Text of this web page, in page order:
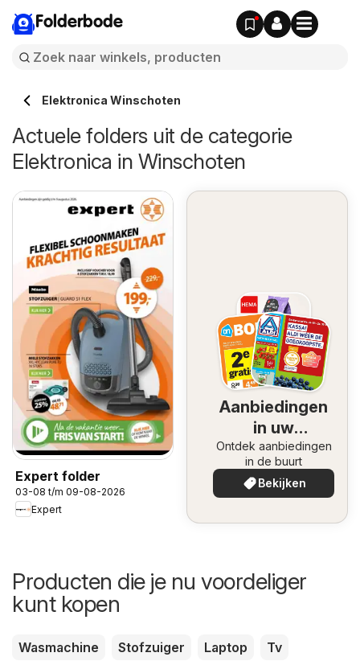
Folderbode
Elektronica Winschoten
Actuele folders uit de categorie
Elektronica in Winschoten
Expert folder
03-08 t/m 09-08-2026
Expert
Aanbiedingen
in uw
omgeving
Ontdek aanbiedingen
in de buurt
Bekijken
Producten die je nu voordeliger
kunt kopen
Wasmachine Stofzuiger Laptop
Tv